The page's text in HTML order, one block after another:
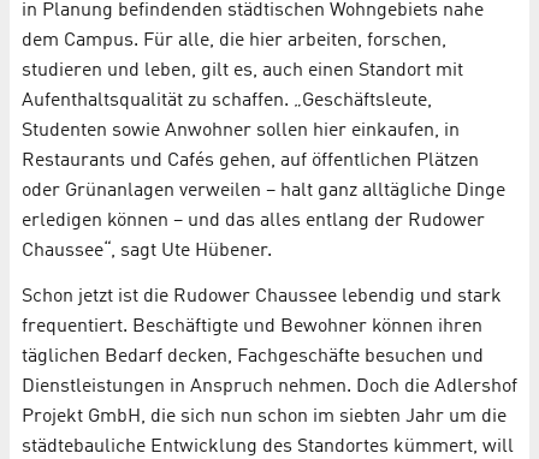
in Planung befindenden städtischen Wohngebiets nahe
dem Campus. Für alle, die hier arbeiten, forschen,
studieren und leben, gilt es, auch einen Standort mit
Aufenthaltsqualität zu schaffen. „Geschäftsleute,
Studenten sowie Anwohner sollen hier einkaufen, in
Restaurants und Cafés gehen, auf öffentlichen Plätzen
oder Grünanlagen verweilen – halt ganz alltägliche Dinge
erledigen können – und das alles entlang der Rudower
Chaussee“, sagt Ute Hübener.
Schon jetzt ist die Rudower Chaussee lebendig und stark
frequentiert. Beschäftigte und Bewohner können ihren
täglichen Bedarf decken, Fachgeschäfte besuchen und
Dienstleistungen in Anspruch nehmen. Doch die Adlershof
Projekt GmbH, die sich nun schon im siebten Jahr um die
städtebauliche Entwicklung des Standortes kümmert, will